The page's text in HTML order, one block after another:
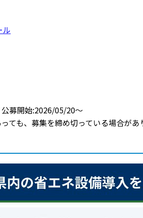
ル
公募開始:2026/05/20～
ても、募集を締め切っている場合があ